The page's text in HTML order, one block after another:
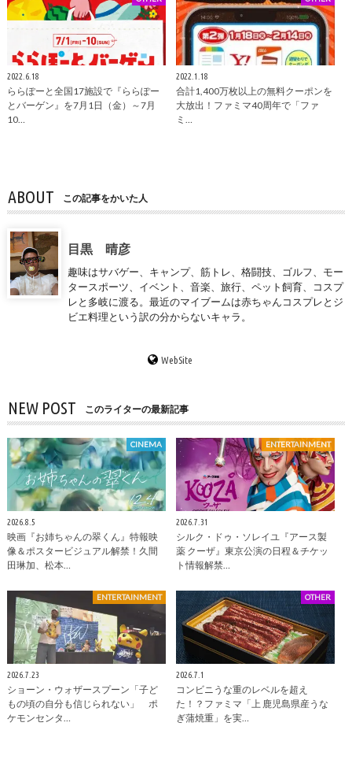
2022.6.18
ららぽーと全国17施設で『ららぽー
とバーゲン』を7月1日（金）～7月
10…
2022.1.18
合計1,400万枚以上の無料クーポンを
大放出！ファミマ40周年で「ファ
ミ…
ABOUT この記事をかいた人
目黒 晴彦
趣味はサバゲー、キャンプ、筋トレ、格闘技、ゴルフ、モー
タースポーツ、イベント、音楽、旅行、ペット飼育、コスプ
レと多岐に渡る。最近のマイブームは赤ちゃんコスプレとジ
ビエ料理という訳の分からないキャラ。
WebSite
NEW POST このライターの最新記事
CINEMA
2026.8.5
映画『お姉ちゃんの翠くん』特報映
像＆ポスタービジュアル解禁！久間
田琳加、松本…
ENTERTAINMENT
2026.7.31
シルク・ドゥ・ソレイユ『アース製
薬 クーザ』東京公演の日程＆チケッ
ト情報解禁…
ENTERTAINMENT
2026.7.23
ショーン・ウォザースプーン「子ど
もの頃の自分も信じられない」 ポ
ケモンセンタ…
OTHER
2026.7.1
コンビニうな重のレベルを超え
た！？ファミマ「上 鹿児島県産うな
ぎ蒲焼重」を実…